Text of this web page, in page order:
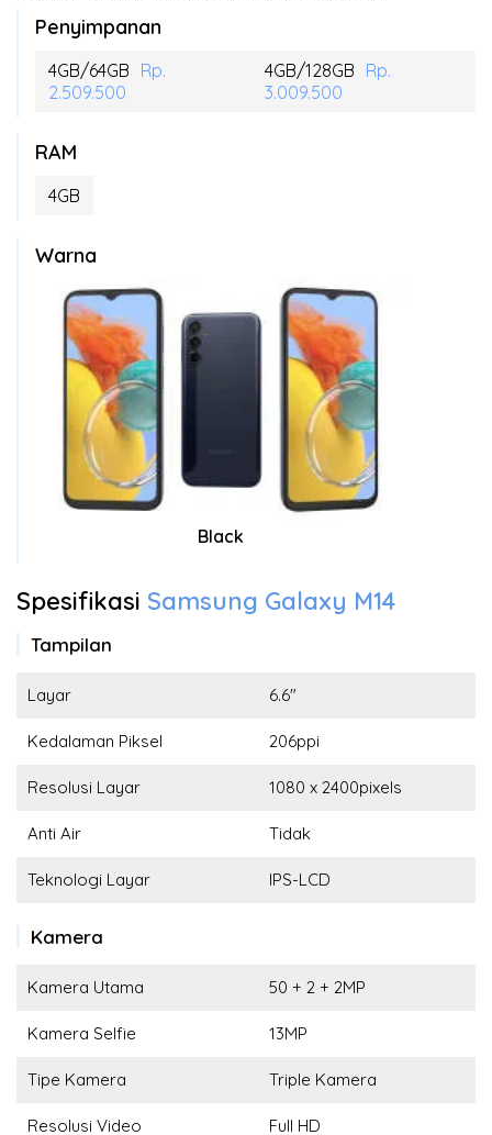
Penyimpanan
4GB/64GB Rp.
2.509.500
4GB/128GB Rp.
3.009.500
RAM
4GB
Warna
Black
Spesifikasi Samsung Galaxy M14
Tampilan
Layar 6.6"
Kedalaman Piksel 206ppi
Resolusi Layar 1080 x 2400pixels
Anti Air Tidak
Teknologi Layar IPS-LCD
Kamera
Kamera Utama 50 + 2 + 2MP
Kamera Selfie 13MP
Tipe Kamera Triple Kamera
Resolusi Video Full HD